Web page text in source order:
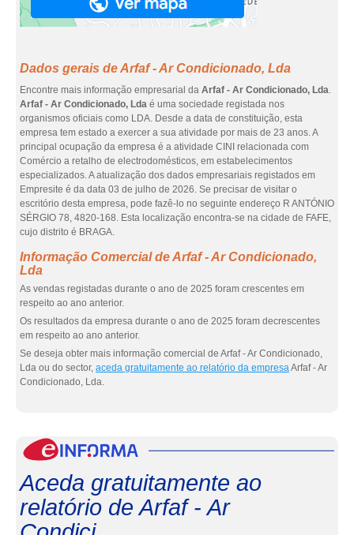
Dados gerais de Arfaf - Ar Condicionado, Lda
Encontre mais informação empresarial da Arfaf - Ar Condicionado, Lda.
Arfaf - Ar Condicionado, Lda é uma sociedade registada nos
organismos oficiais como LDA. Desde a data de constituição, esta
empresa tem estado a exercer a sua atividade por mais de 23 anos. A
principal ocupação da empresa é a atividade CINI relacionada com
Comércio a retalho de electrodomésticos, em estabelecimentos
especializados. A atualização dos dados empresariais registados em
Empresite é da data 03 de julho de 2026. Se precisar de visitar o
escritório desta empresa, pode fazê-lo no seguinte endereço R ANTÓNIO
SÉRGIO 78, 4820-168. Esta localização encontra-se na cidade de FAFE,
cujo distrito é BRAGA.
Informação Comercial de Arfaf - Ar Condicionado,
Lda
As vendas registadas durante o ano de 2025 foram crescentes em
respeito ao ano anterior.
Os resultados da empresa durante o ano de 2025 foram decrescentes
em respeito ao ano anterior.
Se deseja obter mais informação comercial de Arfaf - Ar Condicionado,
Lda ou do sector, aceda gratuitamente ao relatório da empresaArfaf - Ar
Condicionado, Lda.
Aceda gratuitamente ao
relatório de Arfaf - Ar